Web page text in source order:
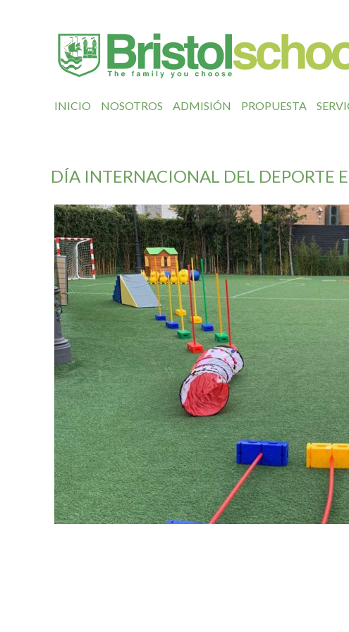
INICIO NOSOTROS ADMISIÓN PROPUESTA
DÍA INTERNACIONAL DEL DEPORTE